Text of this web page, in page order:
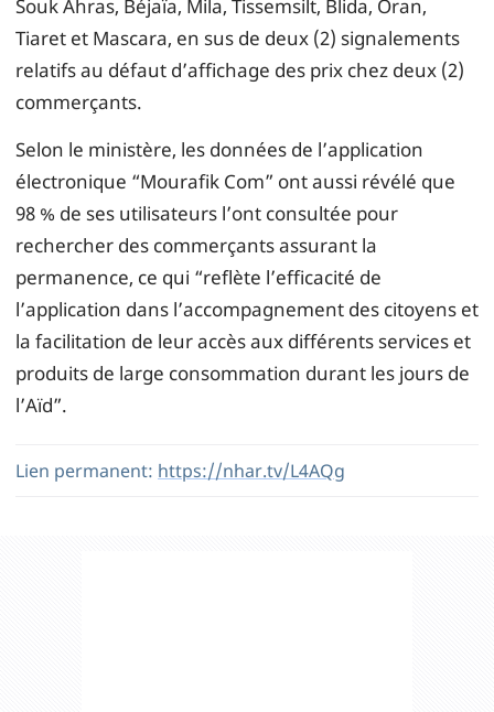
Souk Ahras, Béjaïa, Mila, Tissemsilt, Blida, Oran,
Tiaret et Mascara, en sus de deux (2) signalements
relatifs au défaut d’affichage des prix chez deux (2)
commerçants.
Selon le ministère, les données de l’application
électronique “Mourafik Com” ont aussi révélé que
98 % de ses utilisateurs l’ont consultée pour
rechercher des commerçants assurant la
permanence, ce qui “reflète l’efficacité de
l’application dans l’accompagnement des citoyens et
la facilitation de leur accès aux différents services et
produits de large consommation durant les jours de
l’Aïd”.
Lien permanent: https://nhar.tv/L4AQg